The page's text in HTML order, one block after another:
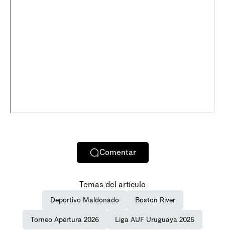
Comentar
Temas del artículo
Deportivo Maldonado Boston River
Torneo Apertura 2026 Liga AUF Uruguaya 2026